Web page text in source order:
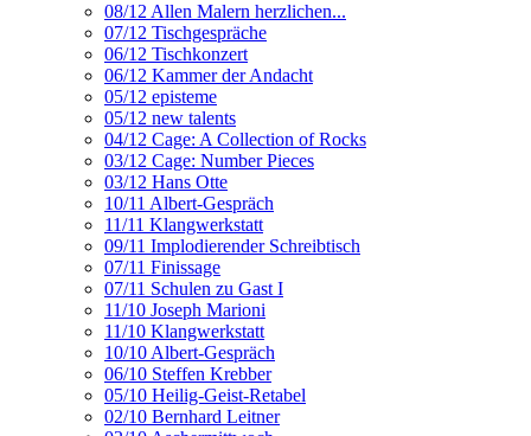
08/12 Allen Malern herzlichen...
07/12 Tischgespräche
06/12 Tischkonzert
06/12 Kammer der Andacht
05/12 episteme
05/12 new talents
04/12 Cage: A Collection of Rocks
03/12 Cage: Number Pieces
03/12 Hans Otte
10/11 Albert-Gespräch
11/11 Klangwerkstatt
09/11 Implodierender Schreibtisch
07/11 Finissage
07/11 Schulen zu Gast I
11/10 Joseph Marioni
11/10 Klangwerkstatt
10/10 Albert-Gespräch
06/10 Steffen Krebber
05/10 Heilig-Geist-Retabel
02/10 Bernhard Leitner